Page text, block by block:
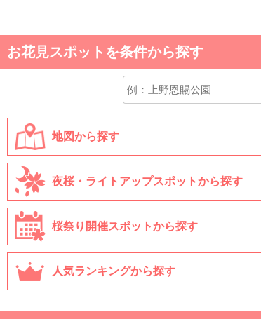
お花見スポットを条件から探す
地図から探す
夜桜・ライトアップスポットから探す
桜祭り開催スポットから探す
人気ランキングから探す